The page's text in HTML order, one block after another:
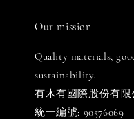
Our mission
Quality materials,
sustainability.
有木有國際股份有限
統一編號: 90576069